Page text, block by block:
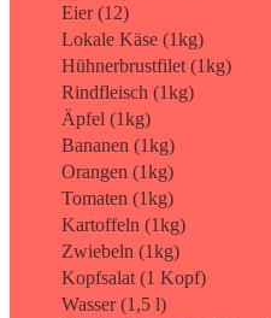
Eier (12)
Lokale Käse (1kg)
Hühnerbrustfilet (1kg)
Rindfleisch (1kg)
Äpfel (1kg)
Bananen (1kg)
Orangen (1kg)
Tomaten (1kg)
Kartoffeln (1kg)
Zwiebeln (1kg)
Kopfsalat (1 Kopf)
Wasser (1,5 l)